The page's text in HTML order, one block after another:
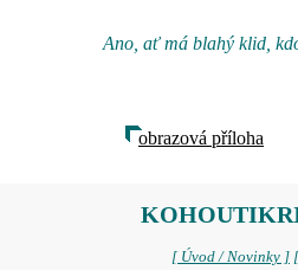
Ano, ať má blahý klid,
obrazová příloha
[ Úvod / Novinky ]